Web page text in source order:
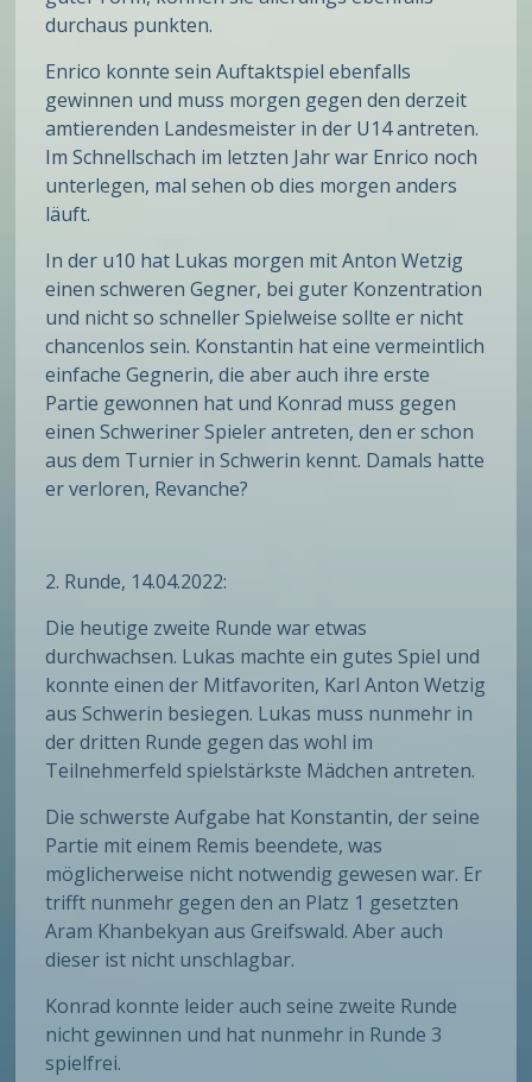
durchaus punkten.
Enrico konnte sein Auftaktspiel ebenfalls
gewinnen und muss morgen gegen den derzeit
amtierenden Landesmeister in der U14 antreten.
Im Schnellschach im letzten Jahr war Enrico noch
unterlegen, mal sehen ob dies morgen anders
läuft.
In der u10 hat Lukas morgen mit Anton Wetzig
einen schweren Gegner, bei guter Konzentration
und nicht so schneller Spielweise sollte er nicht
chancenlos sein. Konstantin hat eine vermeintlich
einfache Gegnerin, die aber auch ihre erste
Partie gewonnen hat und Konrad muss gegen
einen Schweriner Spieler antreten, den er schon
aus dem Turnier in Schwerin kennt. Damals hatte
er verloren, Revanche?
2. Runde, 14.04.2022:
Die heutige zweite Runde war etwas
durchwachsen. Lukas machte ein gutes Spiel und
konnte einen der Mitfavoriten, Karl Anton Wetzig
aus Schwerin besiegen. Lukas muss nunmehr in
der dritten Runde gegen das wohl im
Teilnehmerfeld spielstärkste Mädchen antreten.
Die schwerste Aufgabe hat Konstantin, der seine
Partie mit einem Remis beendete, was
möglicherweise nicht notwendig gewesen war. Er
trifft nunmehr gegen den an Platz 1 gesetzten
Aram Khanbekyan aus Greifswald. Aber auch
dieser ist nicht unschlagbar.
Konrad konnte leider auch seine zweite Runde
nicht gewinnen und hat nunmehr in Runde 3
spielfrei.